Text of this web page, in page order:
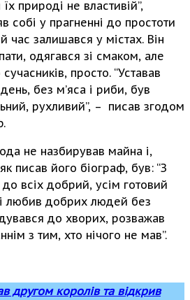
природі не властивій”,
собі у прагненні до простоти
час залишався у містах. Він
одягався зі смаком, але
просто. “Уставав
без м’яса і риби, був
рухливий”, – писав згодом
не назбирував майна і,
писав його біограф, був: “З
всіх добрий, усім готовий
любив добрих людей без
до хворих, розважав
з тим, хто нічого не мав”.
другом королів та відкрив